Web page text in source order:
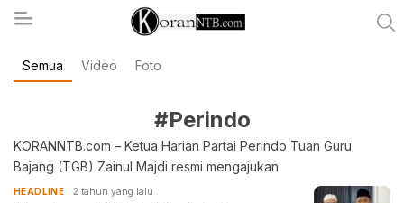
koranntb.com
Semua Video Foto
#Perindo
KORANNTB.com – Ketua Harian Partai Perindo Tuan Guru
Bajang (TGB) Zainul Majdi resmi mengajukan
HEADLINE 2 tahun yang lalu